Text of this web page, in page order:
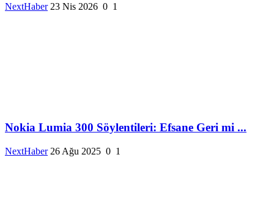
NextHaber 23 Nis 2026 0 1
Nokia Lumia 300 Söylentileri: Efsane Geri mi ...
NextHaber 26 Ağu 2025 0 1